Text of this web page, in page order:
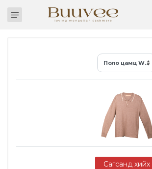
Поло цамц W-Ca-16-004-B-22
Сагсанд хийх